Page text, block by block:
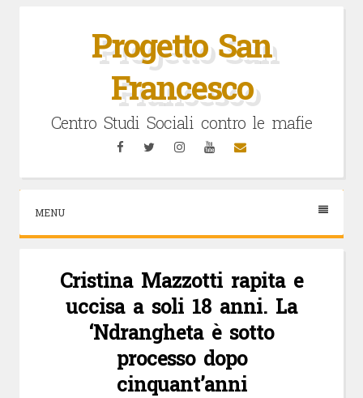
Progetto San
Francesco
Centro Studi Sociali contro le mafie
FacebookTwitterInstagramYouTubeEmail
MENU
Cristina Mazzotti rapita e
uccisa a soli 18 anni. La
‘Ndrangheta è sotto
processo dopo
cinquant’anni